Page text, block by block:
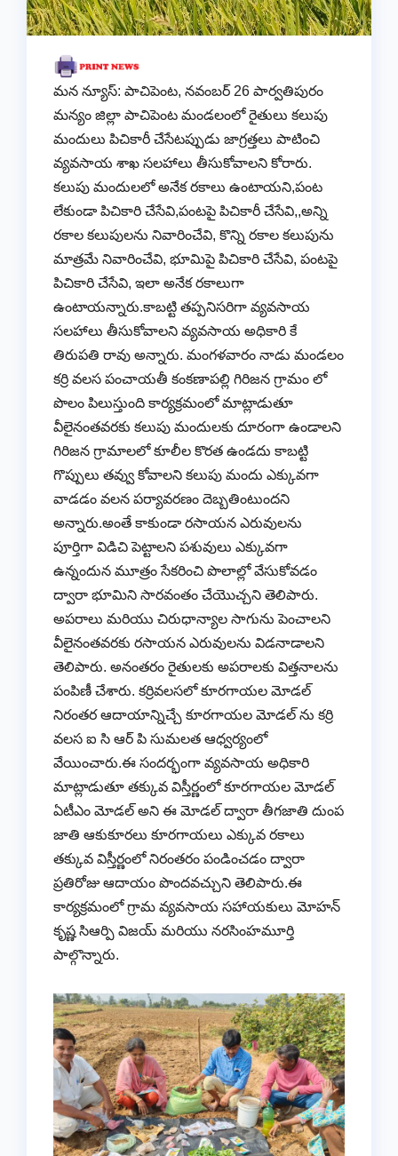
మన న్యూస్: పాచిపెంట, నవంబర్ 26 పార్వతిపురం
మన్యం జిల్లా పాచిపెంట మండలంలో రైతులు కలుపు
మందులు పిచికారీ చేసేటప్పుడు జాగ్రత్తలు పాటించి
వ్యవసాయ శాఖ సలహాలు తీసుకోవాలని కోరారు.
కలుపు మందులలో అనేక రకాలు ఉంటాయని,పంట
లేకుండా పిచికారి చేసేవి,పంటపై పిచికారీ చేసేవి,,అన్ని
రకాల కలుపులను నివారించేవి, కొన్ని రకాల కలుపును
మాత్రమే నివారించేవి, భూమిపై పిచికారి చేసేవి, పంటపై
పిచికారి చేసేవి, ఇలా అనేక రకాలుగా
ఉంటాయన్నారు.కాబట్టి తప్పనిసరిగా వ్యవసాయ
సలహాలు తీసుకోవాలని వ్యవసాయ అధికారి కే
తిరుపతి రావు అన్నారు. మంగళవారం నాడు మండలం
కర్రి వలస పంచాయతీ కంకణాపల్లి గిరిజన గ్రామం లో
పొలం పిలుస్తుంది కార్యక్రమంలో మాట్లాడుతూ
వీలైనంతవరకు కలుపు మందులకు దూరంగా ఉండాలని
గిరిజన గ్రామాలలో కూలీల కొరత ఉండదు కాబట్టి
గొప్పులు తవ్వు కోవాలని కలుపు మందు ఎక్కువగా
వాడడం వలన పర్యావరణం దెబ్బతింటుందని
అన్నారు.అంతే కాకుండా రసాయన ఎరువులను
పూర్తిగా విడిచి పెట్టాలని పశువులు ఎక్కువగా
ఉన్నందున మూత్రం సేకరించి పొలాల్లో వేసుకోవడం
ద్వారా భూమిని సారవంతం చేయొచ్చని తెలిపారు.
అపరాలు మరియు చిరుధాన్యాల సాగును పెంచాలని
వీలైనంతవరకు రసాయన ఎరువులను విడనాడాలని
తెలిపారు. అనంతరం రైతులకు అపరాలకు విత్తనాలను
పంపిణీ చేశారు. కర్రివలసలో కూరగాయల మోడల్
నిరంతర ఆదాయాన్నిచ్చే కూరగాయల మోడల్ ను కర్రి
వలస ఐ సి ఆర్ పి సుమలత ఆధ్వర్యంలో
వేయించారు.ఈ సందర్భంగా వ్యవసాయ అధికారి
మాట్లాడుతూ తక్కువ విస్తీర్ణంలో కూరగాయల మోడల్
ఏటీఎం మోడల్ అని ఈ మోడల్ ద్వారా తీగజాతి దుంప
జాతి ఆకుకూరలు కూరగాయలు ఎక్కువ రకాలు
తక్కువ విస్తీర్ణంలో నిరంతరం పండించడం ద్వారా
ప్రతిరోజు ఆదాయం పొందవచ్చుని తెలిపారు.ఈ
కార్యక్రమంలో గ్రామ వ్యవసాయ సహాయకులు మోహన్
కృష్ణ సిఆర్పి విజయ్ మరియు నరసింహమూర్తి
పాల్గొన్నారు.